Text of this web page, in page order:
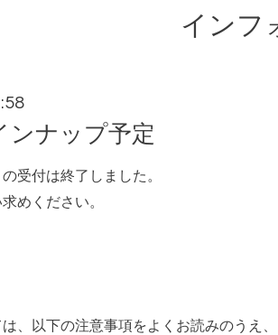
インフ
ンナップ予定
受付は終了しました。
めください。
、以下の注意事項をよくお読みのうえ、